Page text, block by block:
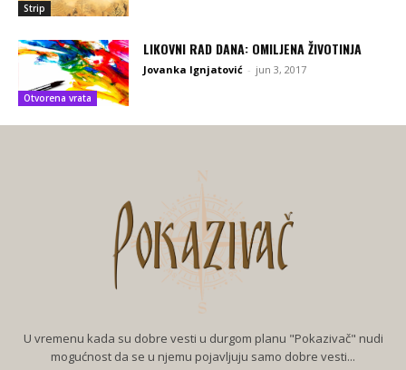
Strip
Otvorena vrata
LIKOVNI RAD DANA: OMILJENA ŽIVOTINJA
Jovanka Ignjatović - jun 3, 2017
U vremenu kada su dobre vesti u durgom planu "Pokazivač" nudi
mogućnost da se u njemu pojavljuju samo dobre vesti...